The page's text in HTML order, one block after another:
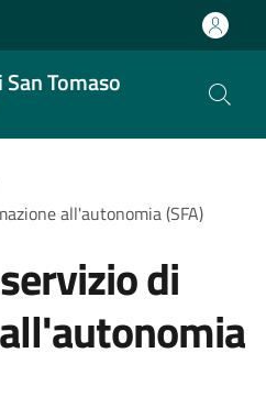
Tomaso
all'autonomia (SFA)
di